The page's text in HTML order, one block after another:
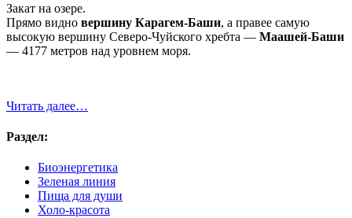
Закат на озере.
Прямо видно вершину Карагем-Баши, а правее самую
высокую вершину Северо-Чуйского хребта — Маашей-Баши
— 4177 метров над уровнем моря.
Читать далее…
Раздел:
Биоэнергетика
Зеленая линия
Пища для души
Холо-красота